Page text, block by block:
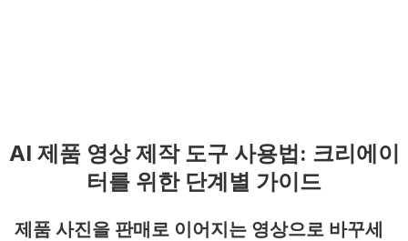
AI 제품 영상 제작 도구 사용법: 크리에이
제품 사진을 판매로 이어지는 영상으로 바꾸세